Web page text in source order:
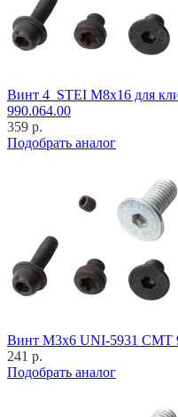
Винт 4_STEI M8x16 для
990.064.00
359 р.
Подобрать аналог
Винт M3x6 UNI-5931 CMT
241 р.
Подобрать аналог